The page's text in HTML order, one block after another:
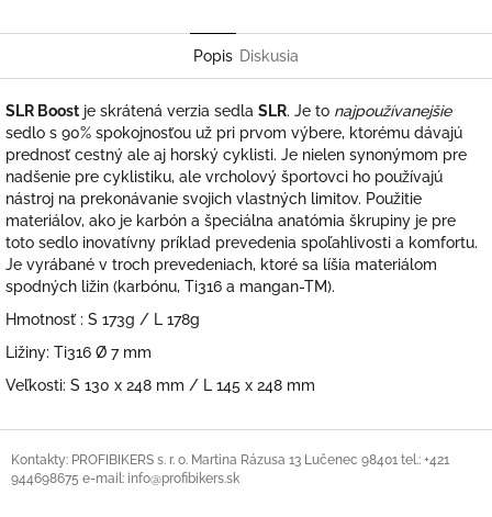
Popis Diskusia
SLR Boost je skrátená verzia sedla SLR. Je to najpoužívanejšie
sedlo s 90% spokojnosťou už pri prvom výbere, ktorému dávajú
prednosť cestný ale aj horský cyklisti. Je nielen synonýmom pre
nadšenie pre cyklistiku, ale vrcholový športovci ho používajú
nástroj na prekonávanie svojich vlastných limitov. Použitie
materiálov, ako je karbón a špeciálna anatómia škrupiny je pre
toto sedlo inovatívny príklad prevedenia spoľahlivosti a komfortu.
Je vyrábané v troch prevedeniach, ktoré sa líšia materiálom
spodných ližin (karbónu, Ti316 a mangan-TM).
Hmotnosť : S 173g / L 178g
Ližiny: Ti316 Ø 7 mm
Veľkosti: S 130 x 248 mm / L 145 x 248 mm
p
Kontakty: PROFIBIKERS s. r. o. Martina Rázusa 13 Lučenec 98401 tel.: +421
944698675 e-mail: info@profibikers.sk